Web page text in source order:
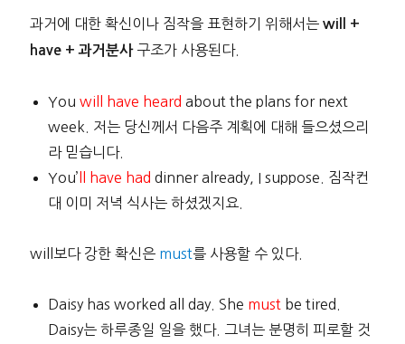
과거에 대한 확신이나 짐작을 표현하기 위해서는 will +
have + 과거분사구조가 사용된다.
You will have heard about the plans for next
week. 저는 당신께서 다음주 계획에 대해 들으셨으리
라 믿습니다.
You’ ll have had dinner already, I suppose. 짐작컨
대 이미 저녁 식사는 하셨겠지요.
will보다 강한 확신은 must를 사용할 수 있다.
Daisy has worked all day. She must be tired.
Daisy는 하루종일 일을 했다. 그녀는 분명히 피로할 것